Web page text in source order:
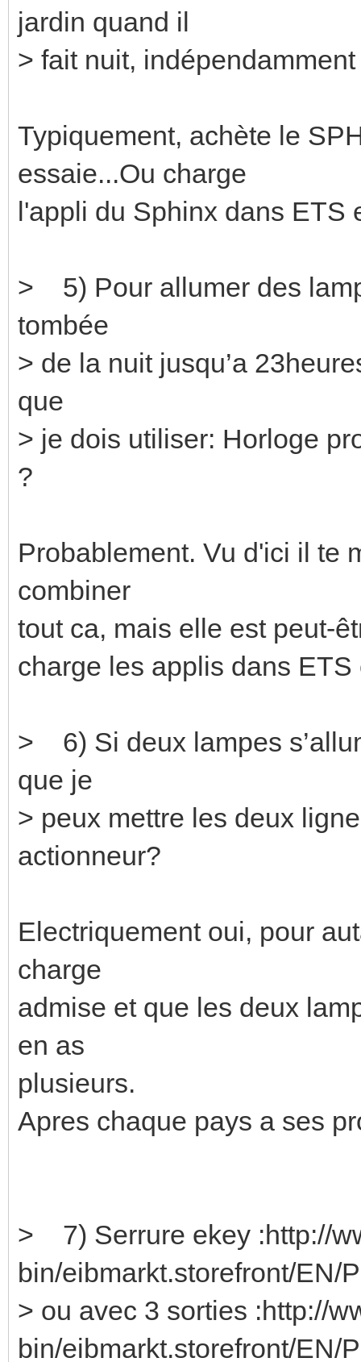
jardin quand il
> fait nuit,
Typiquement, achète le
essaie...Ou charge
l'appli du Sphinx dans ETS
> 5) Pour allumer des
tombée
> de la nuit jusqu’a
que
> je dois utiliser: Horloge
?
Probablement. Vu d'ici il te
combiner
tout ca, mais elle est peut-
charge les applis dans
> 6) Si deux lampes
que je
> peux mettre les deux
actionneur?
Electriquement oui, pour
charge
admise et que les deux
en as
plusieurs.
Apres chaque pays a ses
> 7) Serrure ekey :http://
bin/eibmarkt.storefront/EN/
> ou avec 3 sorties :http://
bin/eibmarkt.storefront/EN/